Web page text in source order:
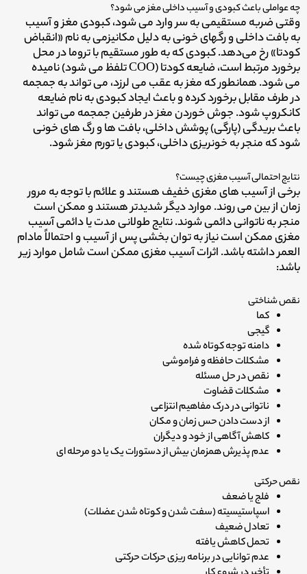
چه عواملی باعث کبودی و آسیب داخلی مغز می شود؟
وقتی ضربه مستقیمی به سر وارد می شود، کبودی مغز و آسیب
به بافت داخلی و رگهای خونی به دلیل مکانیزمی به نام «انقباض
کودتا» رخ می‌دهد. کبودی که به طور مستقیم با تروما در محل
برخورد مرتبط است، ضایعه کودتا (COO تلفظ می شود) نامیده
می شود. همانطور که مغز به عقب می لرزد، می تواند به جمجمه
در طرف مقابل برخورد کرده و باعث ایجاد کبودی به نام ضایعه
کانکروپ شود. جوش خوردن مغز در طرفین جمجمه می تواند
باعث بریدگی (پارگی) پوشش داخلی، بافت ها و رگ های خونی
شود که منجر به خونریزی داخلی، کبودی یا تورم مغز شود.
نتایج احتمالی آسیب مغزی چیست؟
برخی از آسیب های مغزی خفیف هستند و علائم با توجه به مرور
زمان از بین می روند. موارد دیگر شدیدتر هستند و ممکن است
منجر به ناتوانی دائمی شوند. نتایج طولانی مدت یا دائمی آسیب
مغزی ممکن است نیاز به توان بخشی پس از آسیب و احتمالاً مادام
العمر داشته باشد. اثرات آسیب مغزی ممکن است شامل موارد زیر
باشد:
نقص شناختی
کما
گیجی
دامنه توجه کوتاه شده
مشکلات حافظه و فراموشی
نقص در حل مسئله
مشکلات قضاوت
ناتوانی در درک مفاهیم انتزاعی
از دست دادن حس زمان و مکان
کاهش آگاهی از خود و دیگران
عدم پذیرش همزمان بیش از دستورات یک یا دو مرحله ای
نقص حرکتی
فلج یا ضعف
اسپاستیسیته (سفت شدن و کوتاه شدن عضلات)
تعادل ضعیف
تحمل کاهش یافته
عدم توانایی در برنامه ریزی حرکات حرکتی